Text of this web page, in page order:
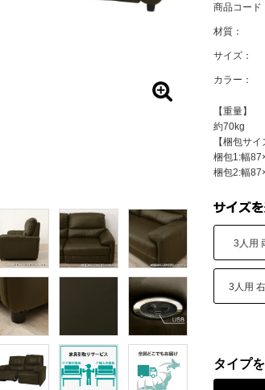
商品コード
材質：
サイズ：
カラー：
【重量】
約70kg
【梱包サ
梱包1:幅
梱包2:幅
3人用
3人用
タイプ